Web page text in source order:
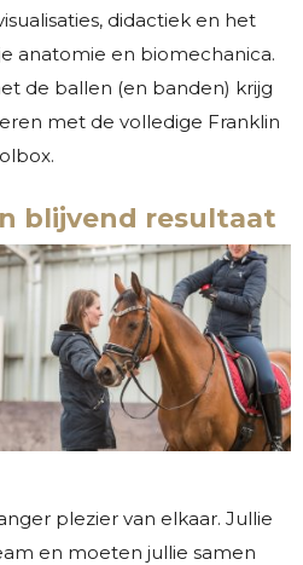
didactiek en het
anatomie en biomechanica.
de ballen (en banden) krijg
met de volledige Franklin
blijvend resultaat
plezier van elkaar. Jullie
en moeten jullie samen